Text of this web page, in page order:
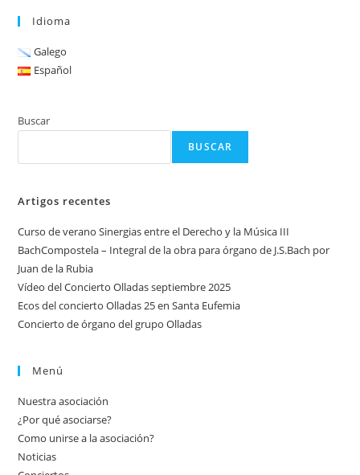
Idioma
Galego
Español
Buscar
BUSCAR
Artigos recentes
Curso de verano Sinergias entre el Derecho y la Música III
BachCompostela – Integral de la obra para órgano de J.S.Bach por
Juan de la Rubia
Vídeo del Concierto Olladas septiembre 2025
Ecos del concierto Olladas 25 en Santa Eufemia
Concierto de órgano del grupo Olladas
Menú
Nuestra asociación
¿Por qué asociarse?
Como unirse a la asociación?
Noticias